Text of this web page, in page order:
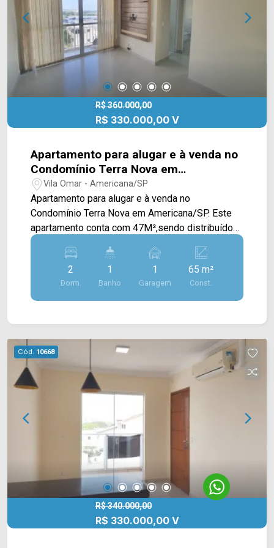
cada mudança!
R$ 360.000,00
R$ 330.000,00 V
Apartamento para alugar e à venda no
Condomínio Terra Nova em
Americana/SP
Vila Omar - Americana/SP
Apartamento para alugar e à venda no
Condomínio Terra Nova em Americana/SP. Este
apartamento conta com 47M²,sendo distribuídos
em sala de estar e de jantar integradas, cozinha
planejada com cooktop, exaustor, forno elétrico e
conectada com a área de serviço, e sacada com
vista livre. > 02 quartos com armários, sendo 01
com cama box sem colchão; > 01 banheiro social;
Barbara, Av. Campos Sales, Av. da Amizade e Av.
Rafael Vitta, contém fácil acesso a Av. Europa, Av.
Brasil e ao Centro. Esta região conta com padaria
Ouro Branco, restaurante O Tropeiro, hospital
Mattos e faculdade Fatec. Entre em contato com
a equipe da Arbix Imóveis e agende a sua visita!!
WhatsApp e Telefone: (19) 3475-4546 ARBIX
IMÓVEIS - Presente em cada mudança!
2
Dorm.
1
Banho
1
Garagem
65 m²
Const.
Cód. 10668
R$ 340.000,00
R$ 330.000,00 V